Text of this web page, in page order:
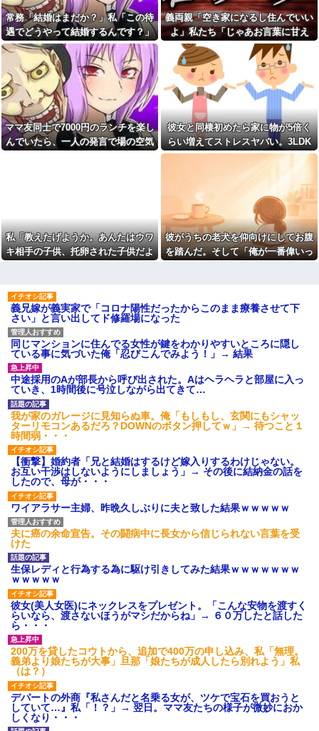
私には車いすの友人がいるん
だけど、無給で尽くすことに疲
れてしまった。自分のええかっ
こしいで、自分が潰れそう
妻の実家の前を通ると庭に大
きな穴が。びっくりして近寄る
と穴の中に嫁がいて...
コネで中途採用された取引先
の息子、常識がないどころかガ
チヤバい奴
離婚した元妻が突然失踪して
しまった。娘の母親でもある相
手だから放っておけず連絡を探
すことに…
刀鍛冶は何人いるか推定してく
ださい」 俺「188人です」 面
接官「どういう風に考えました
か？」 俺「知ってました」→
【画像】宇垣美里「学生時代
は全然モテなかったです」←こ
れほんまかぁ？w w w w w w w
w
【画像】タトゥーだらけの美
人海鮮料理人、現る！！←コレ
はセクシー過ぎてワイらにブッ
刺さりまくりw w w w w w w w
w
【画像】令和最新版のあのち
ゃん、可愛過ぎてワイらにブッ
刺さりまくりw w w w w w
ワイの妻(35)、町内会の掃除か
ら汗だくで帰宅ｗｗｗｗｗｗ
ハードオフに売っていた4万
4000円のフィギュアがヤバすぎ
るｗｗｗｗｗｗ「こんな高い
の？ｗｗ」「逆に超安い」
私「ちょっと、人の家の金庫
触らないでよ！」キチママ『そ
こに金庫があったから、開けて
みようとしただけ☆』義兄「泥
は出てけ！二度と来るな！」結
果・・・
私「初めて飲む味だけどなん
のお茶？」彼「ちっ！」私「」
【GIF】JSのカンチョーワロ
タ
後続車にクラクションを鳴ら
され彼氏が逆切れ。「何クラク
ション鳴らしてんだ！降りてこ
いよ！」と怒鳴りだし...
【衝撃】報酬100万円超の治験
募集がこちらｗｗｗｗｗ(※画像
あり)
【ネット騒然】惨殺されたタ
ワマン頂き女子のこの動画、す
げえええええｗｗｗｗｗｗｗｗ
ｗｗｗ
日頃から「泥棒の9割は韓国
人」と嫌韓発言を繰り返すト
メ！冬ソナにハマり私のヨン様
グッズを勝手に持ち出したの
で、トメ自身の「あの自論」で
撃退したったｗｗ←矛盾だらけ
のトメにブーメラン刺さりまく
【復縁】20年越しの感動再
婚！嫁の涙のワケとは？ｗｗｗ
ｗ
【ドン引き】嫁に介護押しつ
けてたら家追い出されて更地に
された話…
妻の浮氣が発覚。俺「離婚
だ」妻の謝罪と子供の願いに根
負けして再構築し、２週間後に
また浮気。俺「今度こそ離婚
だ」妻「離婚するなら飛び降り
る！」俺「ご自由に＾＾」→結
果
【衝撃】同日の同時刻に病気
の男性と事故の男性が救急搬送
されて来た。最初に運ばれて来
取り放題でてんこ盛りにして
るのはまあ見かけるが持ち帰り
はなしでしょう、、、
女「赤ちゃん抱っこしてみま
すか～？w」ワイ（やめろおおお
おおおおおおおおおおお）
【画像】このボケて、破壊力
ありすぎてクッソワロタｗｗｗ
ｗｗｗｗｗｗ
コトメの結婚式で、知らない
間にお祝いの歌を弾き語りする
事になってた
仕事してて遅くまで残業したり
二人で出張に行ったり。なんで
休んだ翌日、先輩パートに申
なりキレられた。このパートの
性格悪くないか？
ル熊本の爆心地に”こんなも
の”があったんだけど…」
常務「結婚はまだか？」私「この待
遇でどうやって結婚するんです？」
→飲み会で本音を返したら場が静ま
り返って…
義両親「空き家になるし住んでいい
よ」私たち「じゃあお言葉に甘え
て…」→引っ越した途端、予想外の
出来事が待っていて…
ママ友同士で7000円のランチを楽し
んでいたら、一人の発言で場の空気
彼女と同棲初めたら家に物が5倍く
らい増えてストレスヤバい。3LDK
で余裕だろと思ってたけど全部埋め
やがった
私「教えたげようか。あんたはウワ
キ相手の子供、托卵された子供だよ
だから言ってないだけｗ」 → そ
してAはA母に確認してしまう……..
彼がうちの老犬を仰向けにしてお腹
を踏んだ。そして「俺が一番偉いっ
義兄嫁が義実家で「コロナ陽性だったからこのまま療養させて下
さい」と言い出してド修羅場になった
同じマンションに住んでる女性が鍵をわかりやすいところに隠し
ている事に気づいた俺「忍びこんでみよう！」→ 結果
中途採用のAが部長から呼び出された。Aはヘラヘラと部屋に入っ
ていき、1時間後に号泣しながら出てきて…
我が家のガレージに見知らぬ車。俺「もしもし、玄関にもシャッ
ターリモコンあるだろ？DOWNのボタン押してｗ」→ 待つこと１
時間弱・・・
【衝撃】婚約者「兄と結婚はするけど嫁入りするわけじゃない。
お互い干渉はしないようにしましょう」→ その後に結納金の話を
したので、母が・・・
ワイアラサー主婦、昨晩久しぶりに夫と致した結果ｗｗｗｗｗ
夫に癌の余命宣告。その闘病中に長女から信じられない言葉を受
けた
生保レディと行為する為に駆け引きしてみた結果ｗｗｗｗｗｗｗ
ｗｗｗｗｗ
彼女(美人女医)にネックレスをプレゼント。「こんな安物を渡すく
らいなら、渡さないほうがマシだからね」→ ６０万したと話した
ら・・・
200万を貸したコウトから、追加で400万の申し込み、私「無理。
義弟より娘たちが大事」旦那「娘たちが成人したら別れよう」私
（は？）
デパートの外商『私さんだと名乗る女が、ツケで宝石を買おうと
していて…』私「！？」→ 翌日。ママ友たちの様子が微妙におか
しくなり・・・